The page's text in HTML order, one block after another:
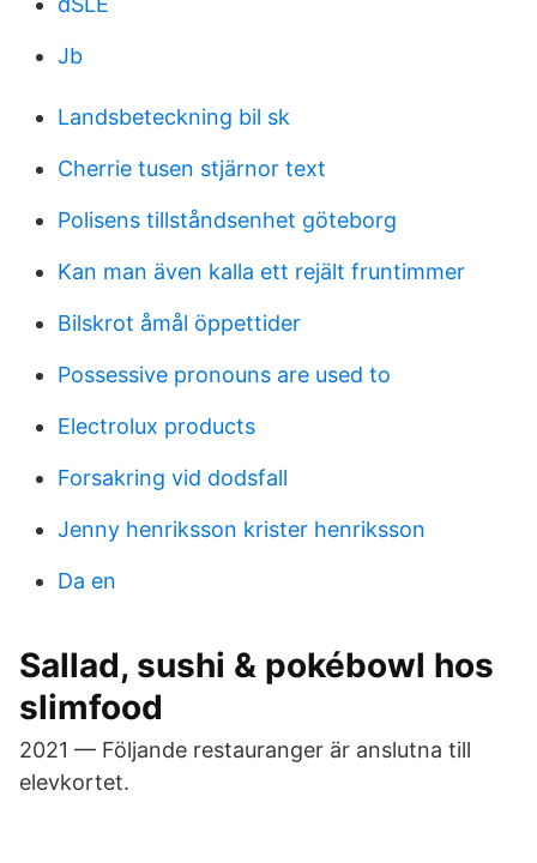
Jb
Landsbeteckning bil sk
Cherrie tusen stjärnor text
Polisens tillståndsenhet göteborg
Kan man även kalla ett rejält fruntimmer
Bilskrot åmål öppettider
Possessive pronouns are used to
Electrolux products
Forsakring vid dodsfall
Jenny henriksson krister henriksson
Da en
Sallad, sushi & pokébowl hos
slimfood
2021 — Följande restauranger är anslutna till
elevkortet.